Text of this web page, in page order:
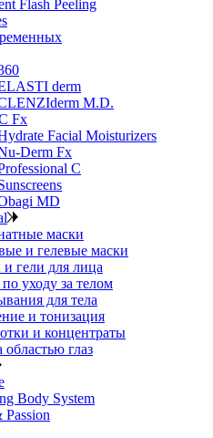
Flash Peeling
derm
M.D.
Fx
Facial Moisturizers
Derm Fx
C
MD
маски
и гелевые маски
гели для лица
уходу за телом
для тела
и тонизация
и концентраты
областью глаз
Body System